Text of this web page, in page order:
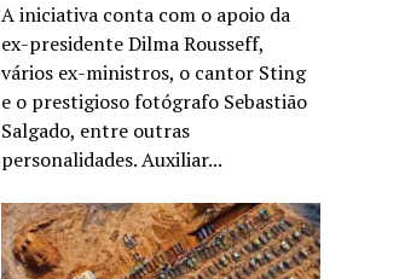
A iniciativa conta com o apoio da
ex-presidente Dilma Rousseff,
vários ex-ministros, o cantor Sting
e o prestigioso fotógrafo Sebastião
Salgado, entre outras
personalidades. Auxiliar...